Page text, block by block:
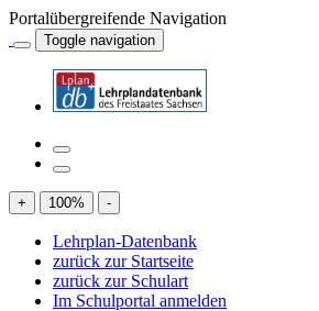
Portalübergreifende Navigation
Toggle navigation
+ 100% -
Lehrplan-Datenbank
zurück zur Startseite
zurück zur Schulart
Im Schulportal anmelden